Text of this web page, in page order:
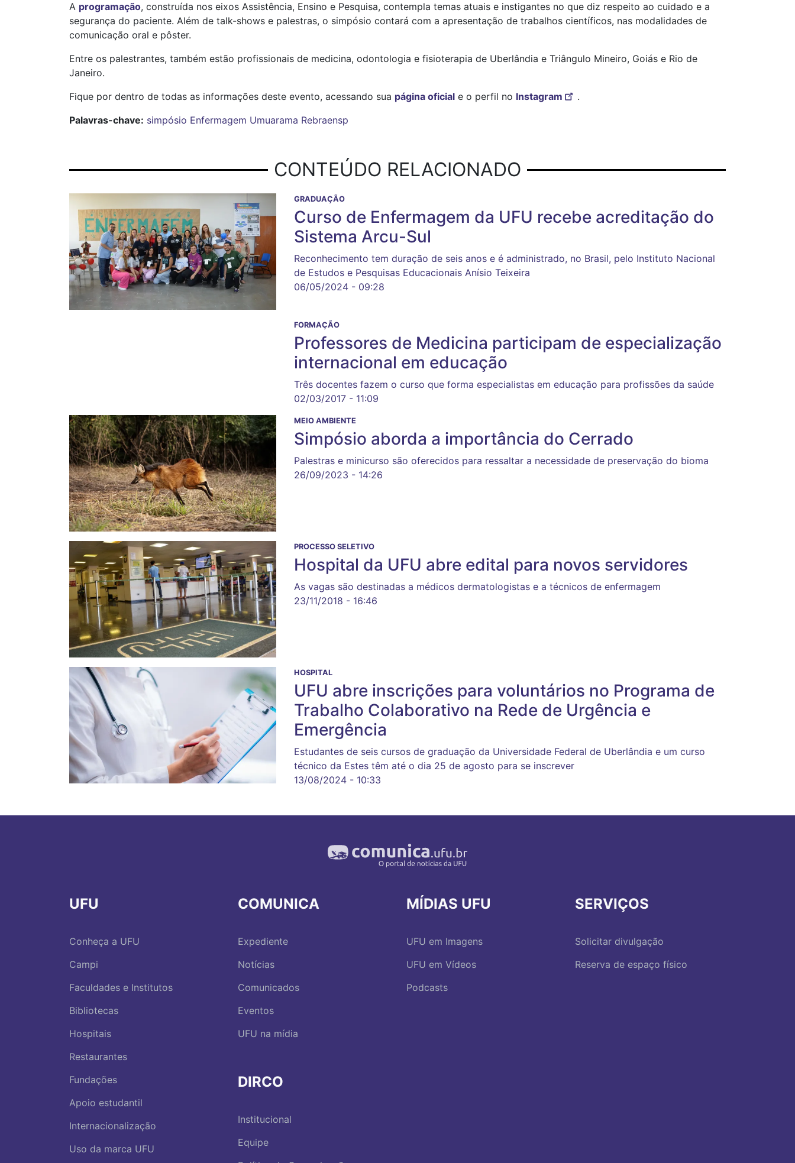
A programação, construída nos eixos Assistência, Ensino e Pesquisa, contempla temas atuais e instigantes no que diz respeito ao cuidado e a
segurança do paciente. Além de talk-shows e palestras, o simpósio contará com a apresentação de trabalhos científicos, nas modalidades de
comunicação oral e pôster.
Entre os palestrantes, também estão profissionais de medicina, odontologia e fisioterapia de Uberlândia e Triângulo Mineiro, Goiás e Rio de
Janeiro.
Fique por dentro de todas as informações deste evento, acessando sua página oficial e o perfil no Instagram
.
Palavras-chave: simpósio Enfermagem Umuarama Rebraensp
CONTEÚDO RELACIONADO
GRADUAÇÃO
Curso de Enfermagem da UFU recebe acreditação do
Sistema Arcu-Sul
Reconhecimento tem duração de seis anos e é administrado, no Brasil, pelo Instituto Nacional
de Estudos e Pesquisas Educacionais Anísio Teixeira
06/05/2024 - 09:28
FORMAÇÃO
Professores de Medicina participam de especialização
internacional em educação
Três docentes fazem o curso que forma especialistas em educação para profissões da saúde
02/03/2017 - 11:09
MEIO AMBIENTE
Simpósio aborda a importância do Cerrado
Palestras e minicurso são oferecidos para ressaltar a necessidade de preservação do bioma
26/09/2023 - 14:26
PROCESSO SELETIVO
Hospital da UFU abre edital para novos servidores
As vagas são destinadas a médicos dermatologistas e a técnicos de enfermagem
23/11/2018 - 16:46
HOSPITAL
UFU abre inscrições para voluntários no Programa de
Trabalho Colaborativo na Rede de Urgência e
Emergência
Estudantes de seis cursos de graduação da Universidade Federal de Uberlândia e um curso
técnico da Estes têm até o dia 25 de agosto para se inscrever
13/08/2024 - 10:33
UFU
Conheça a UFU
Campi
Faculdades e Institutos
Bibliotecas
Hospitais
Restaurantes
Fundações
Apoio estudantil
Internacionalização
Uso da marca UFU
COMUNICA
Expediente
Notícias
Comunicados
Eventos
UFU na mídia
DIRCO
Institucional
Equipe
MÍDIAS UFU
UFU em Imagens
UFU em Vídeos
Podcasts
SERVIÇOS
Solicitar divulgação
Reserva de espaço físico